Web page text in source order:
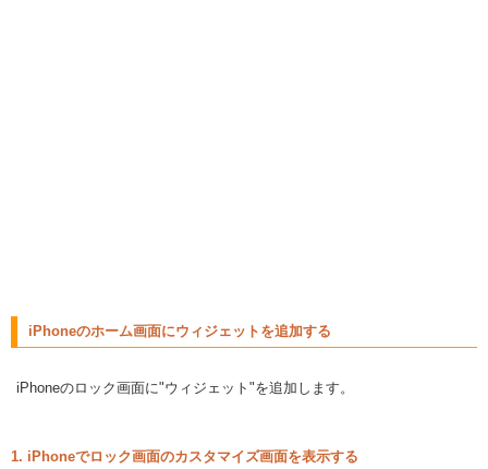
iPhoneのホーム画面にウィジェットを追加する
iPhoneのロック画面に"ウィジェット"を追加します。
1. iPhoneでロック画面のカスタマイズ画面を表示する